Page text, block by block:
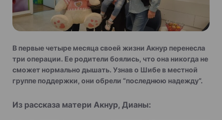
В первые четыре месяца своей жизни Акнур перенесла
три операции. Ее родители боялись, что она никогда не
сможет нормально дышать. Узнав о Шибе в местной
группе поддержки, они обрели “последнюю надежду”.
Из рассказа матери Акнур, Дианы: